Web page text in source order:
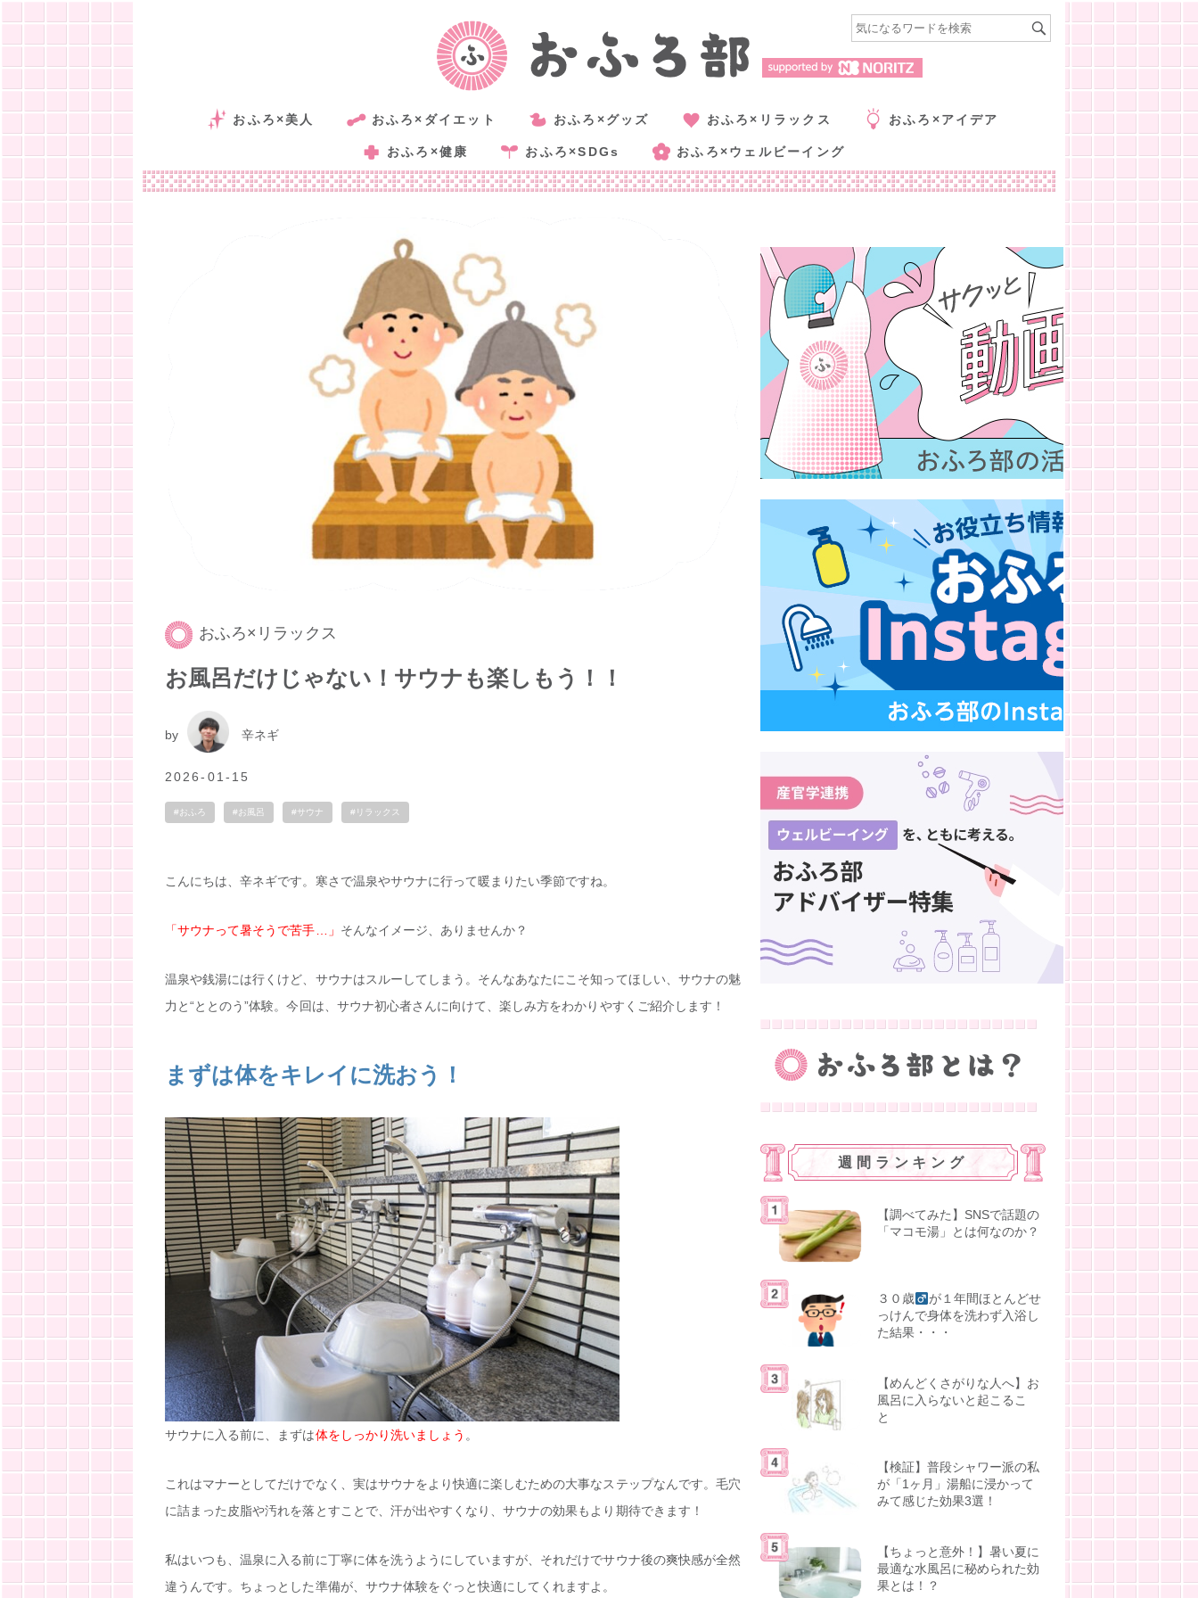
おふろ×美人 おふろ×ダイエット おふろ×グッズ おふろ×リラックス おふろ×アイデア
おふろ×健康 おふろ×SDGs おふろ×ウェルビーイング
おふろ×リラックス
お風呂だけじゃない！サウナも楽しもう！！
by 辛ネギ
2026-01-15
#おふろ #お風呂 #サウナ #リラックス
こんにちは、辛ネギです。寒さで温泉やサウナに行って暖まりたい季節ですね。
「サウナって暑そうで苦手…」 そんなイメージ、ありませんか？
温泉や銭湯には行くけど、サウナはスルーしてしまう。そんなあなたにこそ知ってほしい、サウナの魅
力と“ととのう”体験。今回は、サウナ初心者さんに向けて、楽しみ方をわかりやすくご紹介します！
まずは体をキレイに洗おう！
サウナに入る前に、まずは体をしっかり洗いましょう 。
これはマナーとしてだけでなく、実はサウナをより快適に楽しむための大事なステップなんです。毛穴
に詰まった皮脂や汚れを落とすことで、汗が出やすくなり、サウナの効果もより期待できます！
私はいつも、温泉に入る前に丁寧に体を洗うようにしていますが、それだけでサウナ後の爽快感が全然
違うんです。ちょっとした準備が、サウナ体験をぐっと快適にしてくれますよ。
週間ランキング
【調べてみた】SNSで話題の
「マコモ湯」とは何なのか？
３０歳
が１年間ほとんどせ
っけんで身体を洗わず入浴し
た結果・・・
【めんどくさがりな人へ】お
風呂に入らないと起こるこ
と
【検証】普段シャワー派の私
が「1ヶ月」湯船に浸かって
みて感じた効果3選！
【ちょっと意外！】暑い夏に
最適な水風呂に秘められた効
果とは！？